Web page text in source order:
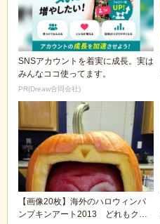
SNSアカウントを着実に成長。実は
みんなココ使ってます。
PR(Dreaw合同会社)
【画像20枚】海外のハロウィンパ
ンプキンアート2013 どれもクオ